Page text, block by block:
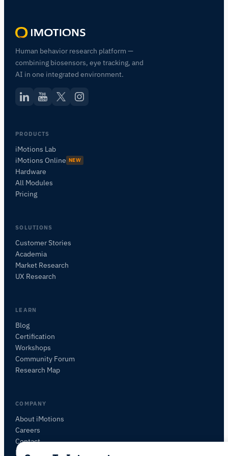
Human behavior research platform —
combining biosensors, eye tracking, and
AI in one integrated environment.
PRODUCTS
iMotions Lab
iMotions Online NEW
Hardware
All Modules
Pricing
SOLUTIONS
Customer Stories
Academia
Market Research
UX Research
LEARN
Blog
Certification
Workshops
Community Forum
Research Map
COMPANY
About iMotions
Careers
Contact
My iMotions
研究方法、製品、センサー、SDK、リソースに
この記事について質問
この記事を要約
これをどう応用できますか？